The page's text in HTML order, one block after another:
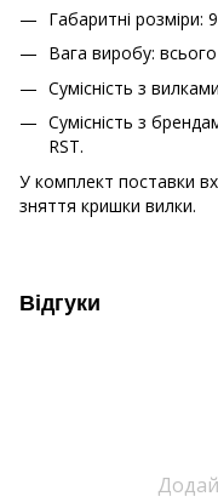
Габаритні розміри:
Вага виробу: всього
Сумісність з
Сумісність з
RST.
У комплект поставки
зняття кришки вилки.
Відгуки